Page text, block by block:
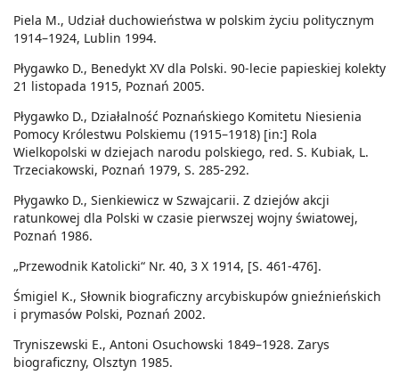
Piela M., Udział duchowieństwa w polskim życiu politycznym
1914–1924, Lublin 1994.
Płygawko D., Benedykt XV dla Polski. 90-lecie papieskiej kolekty
21 listopada 1915, Poznań 2005.
Płygawko D., Działalność Poznańskiego Komitetu Niesienia
Pomocy Królestwu Polskiemu (1915–1918) [in:] Rola
Wielkopolski w dziejach narodu polskiego, red. S. Kubiak, L.
Trzeciakowski, Poznań 1979, S. 285-292.
Płygawko D., Sienkiewicz w Szwajcarii. Z dziejów akcji
ratunkowej dla Polski w czasie pierwszej wojny światowej,
Poznań 1986.
„Przewodnik Katolicki“ Nr. 40, 3 X 1914, [S. 461-476].
Śmigiel K., Słownik biograficzny arcybiskupów gnieźnieńskich
i prymasów Polski, Poznań 2002.
Tryniszewski E., Antoni Osuchowski 1849–1928. Zarys
biograficzny, Olsztyn 1985.